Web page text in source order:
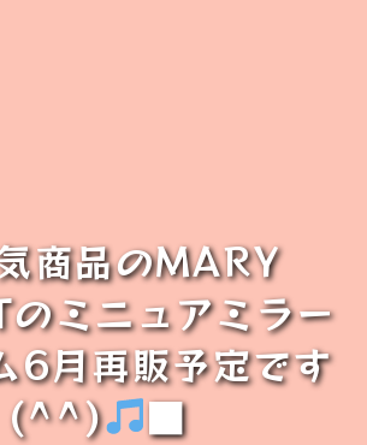
商品のMARY
ミニュアミラー
6月再販予定です
(^^)
■